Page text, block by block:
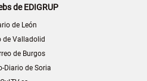
de EDIGRUP
de León
de Valladolid
de Burgos
Diario de Soria